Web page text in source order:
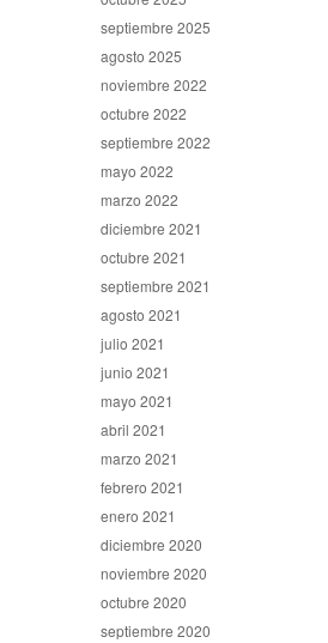
septiembre 2025
agosto 2025
noviembre 2022
octubre 2022
septiembre 2022
mayo 2022
marzo 2022
diciembre 2021
octubre 2021
septiembre 2021
agosto 2021
julio 2021
junio 2021
mayo 2021
abril 2021
marzo 2021
febrero 2021
enero 2021
diciembre 2020
noviembre 2020
octubre 2020
septiembre 2020